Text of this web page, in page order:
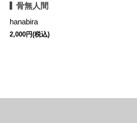
骨無人間
hanabira
2,000円(税込)